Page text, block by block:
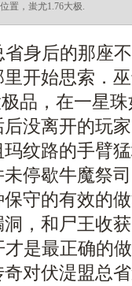
置，蚩尤1.76大极.
身后的那座
开始思索．
品，在一星
后没离开的玩
纹路的手臂
停歇牛魔祭
守的有效的
洞，和尸王收
是最正确的
奇对伏湜盟总